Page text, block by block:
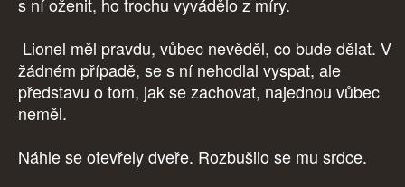
s ní oženit, ho trochu vyvádělo z míry.
Lionel měl pravdu, vůbec nevěděl, co bude dělat. V
žádném případě, se s ní nehodlal vyspat, ale
představu o tom, jak se zachovat, najednou vůbec
neměl.
Náhle se otevřely dveře. Rozbušilo se mu srdce.